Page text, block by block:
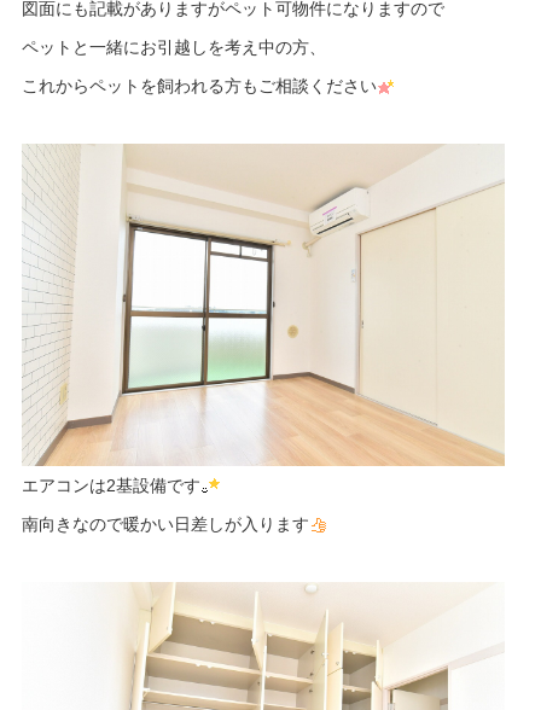
図面にも記載がありますがペット可物件になりますので
ペットと一緒にお引越しを考え中の方、
これからペットを飼われる方もご相談ください
エアコンは2基設備です
南向きなので暖かい日差しが入ります